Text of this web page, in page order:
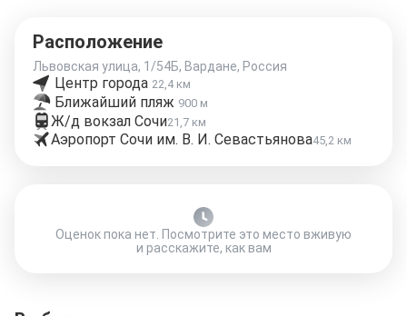
Расположение
Львовская улица, 1/54Б, Вардане, Россия
Центр города 22,4 км
Ближайший пляж 900 м
Ж/д вокзал Сочи21,7 км
Аэропорт Сочи им. В. И. Севастьянова45,2 км
Оценок пока нет. Посмотрите это место вживую
и расскажите, как вам